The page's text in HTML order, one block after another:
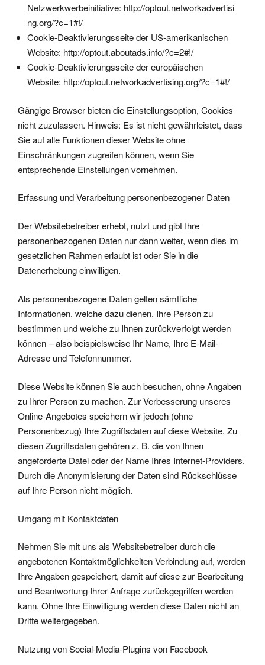
Netzwerkwerbeinitiative: http://optout.networkadvertisi
ng.org/?c=1#!/
Cookie-Deaktivierungsseite der US-amerikanischen
Website: http://optout.aboutads.info/?c=2#!/
Cookie-Deaktivierungsseite der europäischen
Website: http://optout.networkadvertising.org/?c=1#!/
Gängige Browser bieten die Einstellungsoption, Cookies
nicht zuzulassen. Hinweis: Es ist nicht gewährleistet, dass
Sie auf alle Funktionen dieser Website ohne
Einschränkungen zugreifen können, wenn Sie
entsprechende Einstellungen vornehmen.
Erfassung und Verarbeitung personenbezogener Daten
Der Websitebetreiber erhebt, nutzt und gibt Ihre
personenbezogenen Daten nur dann weiter, wenn dies im
gesetzlichen Rahmen erlaubt ist oder Sie in die
Datenerhebung einwilligen.
Als personenbezogene Daten gelten sämtliche
Informationen, welche dazu dienen, Ihre Person zu
bestimmen und welche zu Ihnen zurückverfolgt werden
können – also beispielsweise Ihr Name, Ihre E-Mail-
Adresse und Telefonnummer.
Diese Website können Sie auch besuchen, ohne Angaben
zu Ihrer Person zu machen. Zur Verbesserung unseres
Online-Angebotes speichern wir jedoch (ohne
Personenbezug) Ihre Zugriffsdaten auf diese Website. Zu
diesen Zugriffsdaten gehören z. B. die von Ihnen
angeforderte Datei oder der Name Ihres Internet-Providers.
Durch die Anonymisierung der Daten sind Rückschlüsse
auf Ihre Person nicht möglich.
Umgang mit Kontaktdaten
Nehmen Sie mit uns als Websitebetreiber durch die
angebotenen Kontaktmöglichkeiten Verbindung auf, werden
Ihre Angaben gespeichert, damit auf diese zur Bearbeitung
und Beantwortung Ihrer Anfrage zurückgegriffen werden
kann. Ohne Ihre Einwilligung werden diese Daten nicht an
Dritte weitergegeben.
Nutzung von Social-Media-Plugins von Facebook